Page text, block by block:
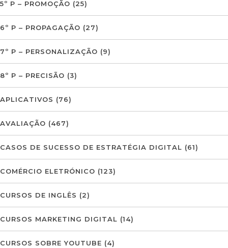
5º P – PROMOÇÃO (25)
6º P – PROPAGAÇÃO (27)
7º P – PERSONALIZAÇÃO (9)
8º P – PRECISÃO (3)
APLICATIVOS (76)
AVALIAÇÃO (467)
CASOS DE SUCESSO DE ESTRATÉGIA DIGITAL (61)
COMÉRCIO ELETRÓNICO (123)
CURSOS DE INGLÊS (2)
CURSOS MARKETING DIGITAL (14)
CURSOS SOBRE YOUTUBE (4)